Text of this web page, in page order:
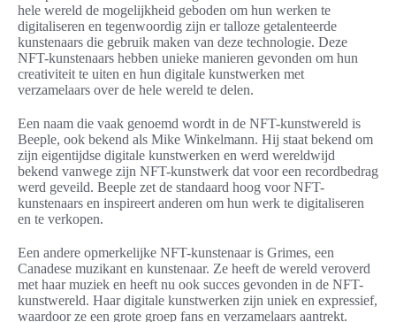
hele wereld de mogelijkheid geboden om hun werken te
digitaliseren en tegenwoordig zijn er talloze getalenteerde
kunstenaars die gebruik maken van deze technologie. Deze
NFT-kunstenaars hebben unieke manieren gevonden om hun
creativiteit te uiten en hun digitale kunstwerken met
verzamelaars over de hele wereld te delen.
Een naam die vaak genoemd wordt in de NFT-kunstwereld is
Beeple, ook bekend als Mike Winkelmann. Hij staat bekend om
zijn eigentijdse digitale kunstwerken en werd wereldwijd
bekend vanwege zijn NFT-kunstwerk dat voor een recordbedrag
werd geveild. Beeple zet de standaard hoog voor NFT-
kunstenaars en inspireert anderen om hun werk te digitaliseren
en te verkopen.
Een andere opmerkelijke NFT-kunstenaar is Grimes, een
Canadese muzikant en kunstenaar. Ze heeft de wereld veroverd
met haar muziek en heeft nu ook succes gevonden in de NFT-
kunstwereld. Haar digitale kunstwerken zijn uniek en expressief,
waardoor ze een grote groep fans en verzamelaars aantrekt.